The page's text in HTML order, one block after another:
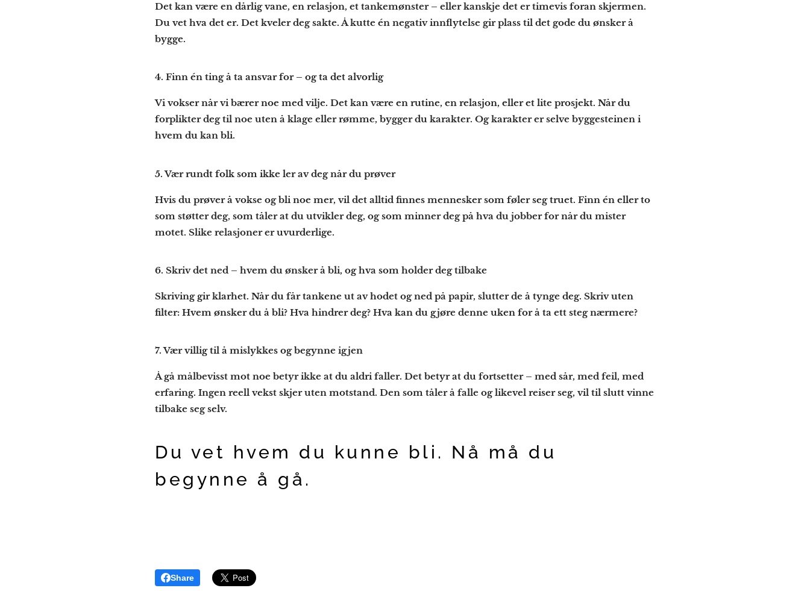
Det kan være en dårlig vane, en relasjon, et tankemønster – eller kanskje det er timevis foran skjermen.
Du vet hva det er. Det kveler deg sakte. Å kutte én negativ innflytelse gir plass til det gode du ønsker å
bygge.
4. Finn én ting å ta ansvar for – og ta det alvorlig
Vi vokser når vi bærer noe med vilje. Det kan være en rutine, en relasjon, eller et lite prosjekt. Når du
forplikter deg til noe uten å klage eller rømme, bygger du karakter. Og karakter er selve byggesteinen i
hvem du kan bli.
5.Vær rundt folk som ikke ler av deg når du prøver
Hvis du prøver å vokse og bli noe mer, vil det alltid finnes mennesker som føler seg truet. Finn én eller to
som støtter deg, som tåler at du utvikler deg, og som minner deg på hva du jobber for når du mister
motet. Slike relasjoner er uvurderlige.
6. Skriv det ned – hvem du ønsker å bli, og hva som holder deg tilbake
Skriving gir klarhet. Når du får tankene ut av hodet og ned på papir, slutter de å tynge deg. Skriv uten
filter: Hvem ønsker du å bli? Hva hindrer deg? Hva kan du gjøre denne uken for å ta ett steg nærmere?
7.Vær villig til å mislykkes og begynne igjen
Å gå målbevisst mot noe betyr ikke at du aldri faller. Det betyr at du fortsetter– med sår, med feil, med
erfaring. Ingen reell vekst skjer uten motstand. Den som tåler å falle og likevel reiser seg, vil til slutt vinne
tilbake seg selv.
Du vet hvem du kunne bli. Nå må du
begynne å gå.
Share